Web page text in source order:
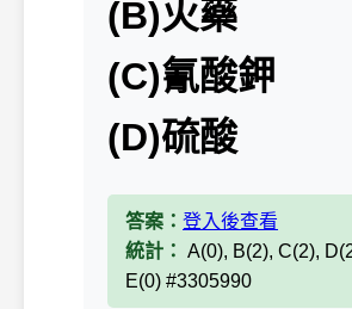
(B)火藥
(C)氰酸鉀
(D)硫酸
答案： 登入後查看
統計： A(0), B(2), C(2),
E(0) #3305990